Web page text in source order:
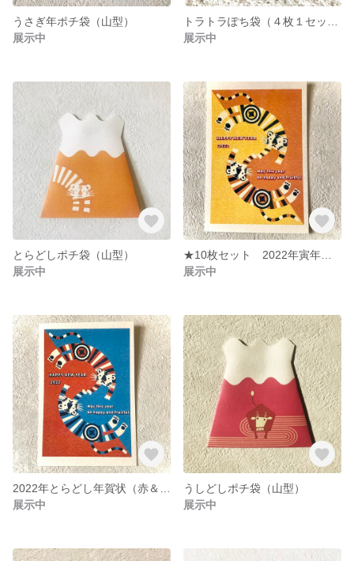
うさぎ年ポチ袋（山型）
展示中
展示中
とらどしポチ袋（山型）
展示中
展示中
展示中
うしどしポチ袋（山型）
展示中